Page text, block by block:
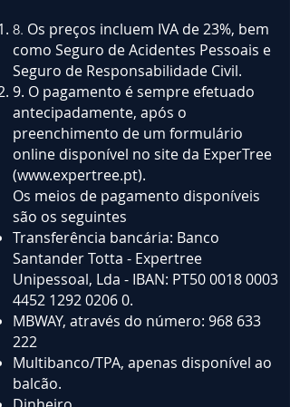
8.​ Os preços incluem IVA de 23%, bem
como Seguro de Acidentes Pessoais e
Seguro de Responsabilidade Civil.
9. O pagamento é sempre efetuado
antecipadamente, após o
preenchimento de um formulário
online disponível no site da ExperTree
(www.expertree.pt).
Os meios de pagamento disponíveis
são os seguintes
Transferência bancária: Banco
Santander Totta - Expertree
Unipessoal, Lda - IBAN: PT500018 0003
4452 12920206 0.
MBWAY, através do número: 968 633
222
Multibanco/TPA, apenas disponível ao
balcão.